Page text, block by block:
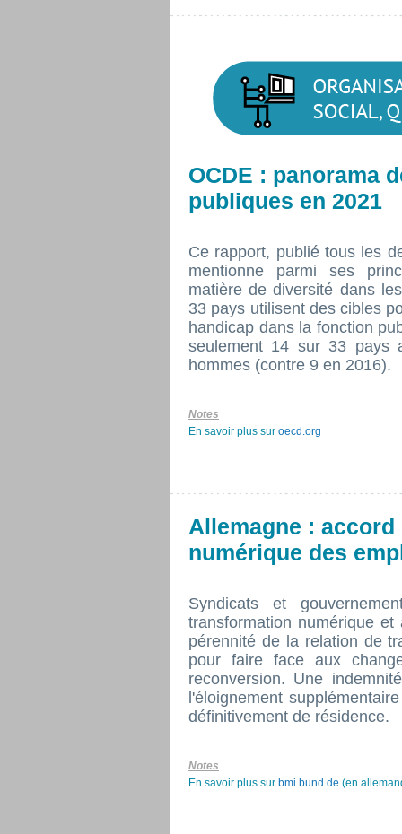
OCDE : panorama
publiques en 2021
Ce rapport, publié tous les
mentionne parmi ses
matière de diversité dans
33 pays utilisent des cibles
handicap dans la fonction
seulement 14 sur 33 pays
hommes (contre 9 en 2016).
Notes
En savoir plus sur oecd.org
Allemagne :
numérique des
Syndicats et
transformation numérique
pérennité de la relation de
pour faire face aux
reconversion. Une
l'éloignement
définitivement de résidence.
Notes
En savoir plus sur bmi.bund.de (en